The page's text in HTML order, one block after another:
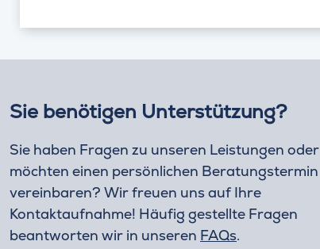
Sie benötigen Unterstützung?
Sie haben Fragen zu unseren Leistungen oder
möchten einen persönlichen Beratungstermin
vereinbaren? Wir freuen uns auf Ihre
Kontaktaufnahme! Häufig gestellte Fragen
beantworten wir in unseren FAQs.